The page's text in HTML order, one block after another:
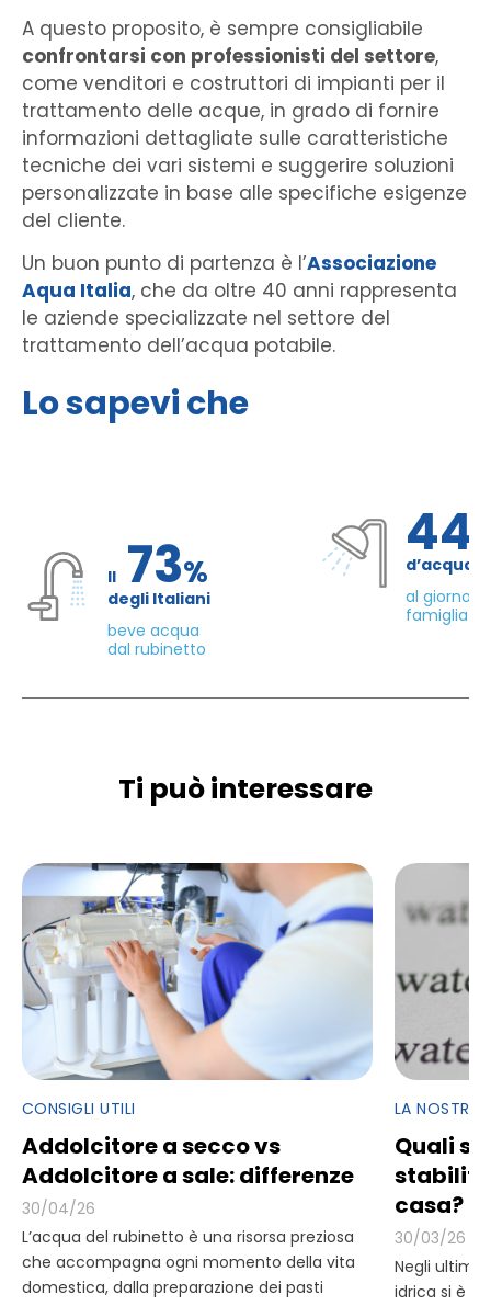
A questo proposito, è sempre consigliabile
confrontarsi con professionisti del settore,
come venditori e costruttori di impianti per il
trattamento delle acque, in grado di fornire
informazioni dettagliate sulle caratteristiche
tecniche dei vari sistemi e suggerire soluzioni
personalizzate in base alle specifiche esigenze
del cliente.
Un buon punto di partenza è l’Associazione
Aqua Italia, che da oltre 40 anni rappresenta
le aziende specializzate nel settore del
trattamento dell’acqua potabile.
Lo sapevi che
Il 73%
degli Italiani
beve acqua
dal rubinetto
d’acqua
al giorno
famiglia di
Ti può interessare
CONSIGLI UTILI
Addolcitore a secco vs
Addolcitore a sale: differenze
30/04/26
L’acqua del rubinetto è una risorsa preziosa
che accompagna ogni momento della vita
domestica, dalla preparazione dei pasti
LA NOSTRA
Quali
stabiliti
casa?
30/03/26
Negli ultimi
idrica si è